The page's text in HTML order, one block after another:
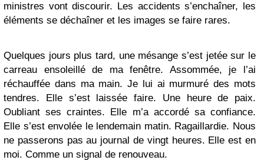
ministres vont discourir. Les accidents s’enchaîner, les
éléments se déchaîner et les images se faire rares.
Quelques jours plus tard, une mésange s’est jetée sur le
carreau ensoleillé de ma fenêtre. Assommée, je l’ai
réchauffée dans ma main. Je lui ai murmuré des mots
tendres. Elle s’est laissée faire. Une heure de paix.
Oubliant ses craintes. Elle m’a accordé sa confiance.
Elle s’est envolée le lendemain matin. Ragaillardie. Nous
ne passerons pas au journal de vingt heures. Elle est en
moi. Comme un signal de renouveau.